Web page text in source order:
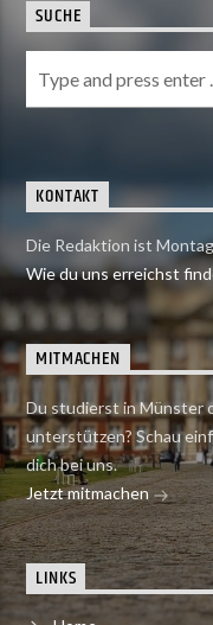
SUCHE
KONTAKT
Die Redaktion ist
Wie du uns erreichst
MITMACHEN
Du studierst in Münster
unterstützen? Schau
dich bei uns.
Jetzt mitmachen
LINKS